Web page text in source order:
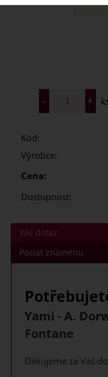
Kód:
Výrobce:
Cena:
Dostupnost:
Váš dotaz
Poslat známénu
Yami - A.
Fontane
Děkujeme za Váš